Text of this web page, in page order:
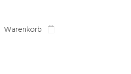
Warenkorb